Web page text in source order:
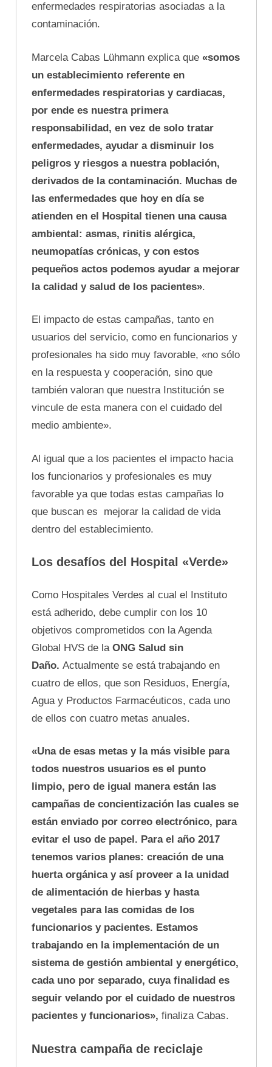
enfermedades respiratorias asociadas a la
contaminación.
Marcela Cabas Lühmann explica que «somos
un establecimiento referente en
enfermedades respiratorias y cardiacas,
por ende es nuestra primera
responsabilidad, en vez de solo tratar
enfermedades, ayudar a disminuir los
peligros y riesgos a nuestra población,
derivados de la contaminación. Muchas de
las enfermedades que hoy en día se
atienden en el Hospital tienen una causa
ambiental: asmas, rinitis alérgica,
neumopatías crónicas, y con estos
pequeños actos podemos ayudar a mejorar
la calidad y salud de los pacientes».
El impacto de estas campañas, tanto en
usuarios del servicio, como en funcionarios y
profesionales ha sido muy favorable, «no sólo
en la respuesta y cooperación, sino que
también valoran que nuestra Institución se
vincule de esta manera con el cuidado del
medio ambiente».
Al igual que a los pacientes el impacto hacia
los funcionarios y profesionales es muy
favorable ya que todas estas campañas lo
que buscan es mejorar la calidad de vida
dentro del establecimiento.
Los desafíos del Hospital «Verde»
Como Hospitales Verdes al cual el Instituto
está adherido, debe cumplir con los 10
objetivos comprometidos con la Agenda
Global HVS de la ONG Salud sin
Daño. Actualmente se está trabajando en
cuatro de ellos, que son Residuos, Energía,
Agua y Productos Farmacéuticos, cada uno
de ellos con cuatro metas anuales.
«Una de esas metas y la más visible para
todos nuestros usuarios es el punto
limpio, pero de igual manera están las
campañas de concientización las cuales se
están enviado por correo electrónico, para
evitar el uso de papel. Para el año 2017
tenemos varios planes: creación de una
huerta orgánica y así proveer a la unidad
de alimentación de hierbas y hasta
vegetales para las comidas de los
funcionarios y pacientes. Estamos
trabajando en la implementación de un
sistema de gestión ambiental y energético,
cada uno por separado, cuya finalidad es
seguir velando por el cuidado de nuestros
pacientes y funcionarios», finaliza Cabas.
Nuestra campaña de reciclaje